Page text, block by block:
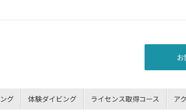
グ 体験ダイビング ライセンス取得コース ア